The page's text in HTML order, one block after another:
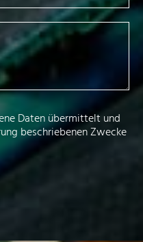
Daten übermittelt und
beschriebenen Zwecke